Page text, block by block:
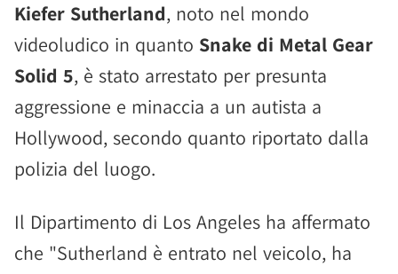
Kiefer Sutherland, noto nel mondo
videoludico in quanto Snake di Metal Gear
Solid 5, è stato arrestato per presunta
aggressione e minaccia a un autista a
Hollywood, secondo quanto riportato dalla
polizia del luogo.
Il Dipartimento di Los Angeles ha affermato
che "Sutherland è entrato nel veicolo, ha